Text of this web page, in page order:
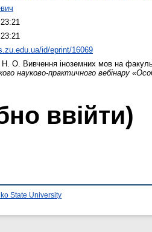
id/eprint/16069
Н. О. Вивчення іноземних мов на
науково-практичного вебінару
ввійти)
State University